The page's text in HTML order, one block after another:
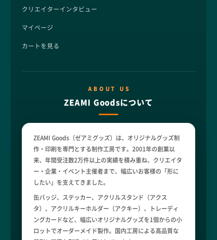
クリエイターインタビュー
マイページ
カートを見る
ABOUT US
ZEAMI Goodsについて
ZEAMI Goods（ゼアミグッズ）は、オリジナルグッズ制
作・印刷を専門とする制作工房です。2001年の創業以
来、年間受注数2万件以上の実績を積み重ね、クリエイタ
ー・企業・イベント主催者まで、幅広いお客様の「形に
したい」を支えてきました。
缶バッジ、ステッカー、アクリルスタンド（アクス
タ）、アクリルキーホルダー（アクキー）、トレーディ
ングカードなど、幅広いオリジナルグッズを1個からの小
ロットでオーダーメイド製作。国内工房による高品質な